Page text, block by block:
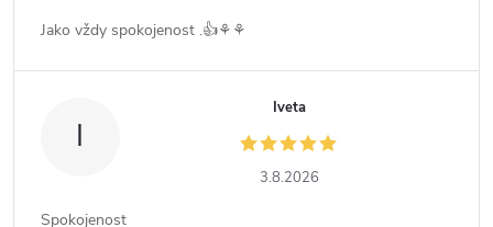
Jako vždy spokojenost .👍⚘️⚘️
I
Iveta
3.8.2026
Spokojenost